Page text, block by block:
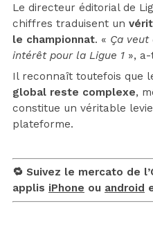
Le directeur éditorial de
chiffres traduisent un
le championnat. « Ça veut
intérêt pour la Ligue 1 »,
Il reconnaît toutefois que
global reste complexe,
constitue un véritable
plateforme.
🔁 Suivez le mercato de
applis iPhone ou android